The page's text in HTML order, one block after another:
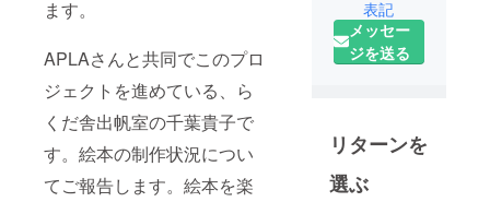
ます。
APLAさんと共同でこのプロ
ジェクトを進めている、ら
くだ舎出帆室の千葉貴子で
す。絵本の制作状況につい
てご報告します。絵本を楽
トです。特
定非営利活
動法人APLA
表記
メッセー
ジを送る
リターンを
選ぶ